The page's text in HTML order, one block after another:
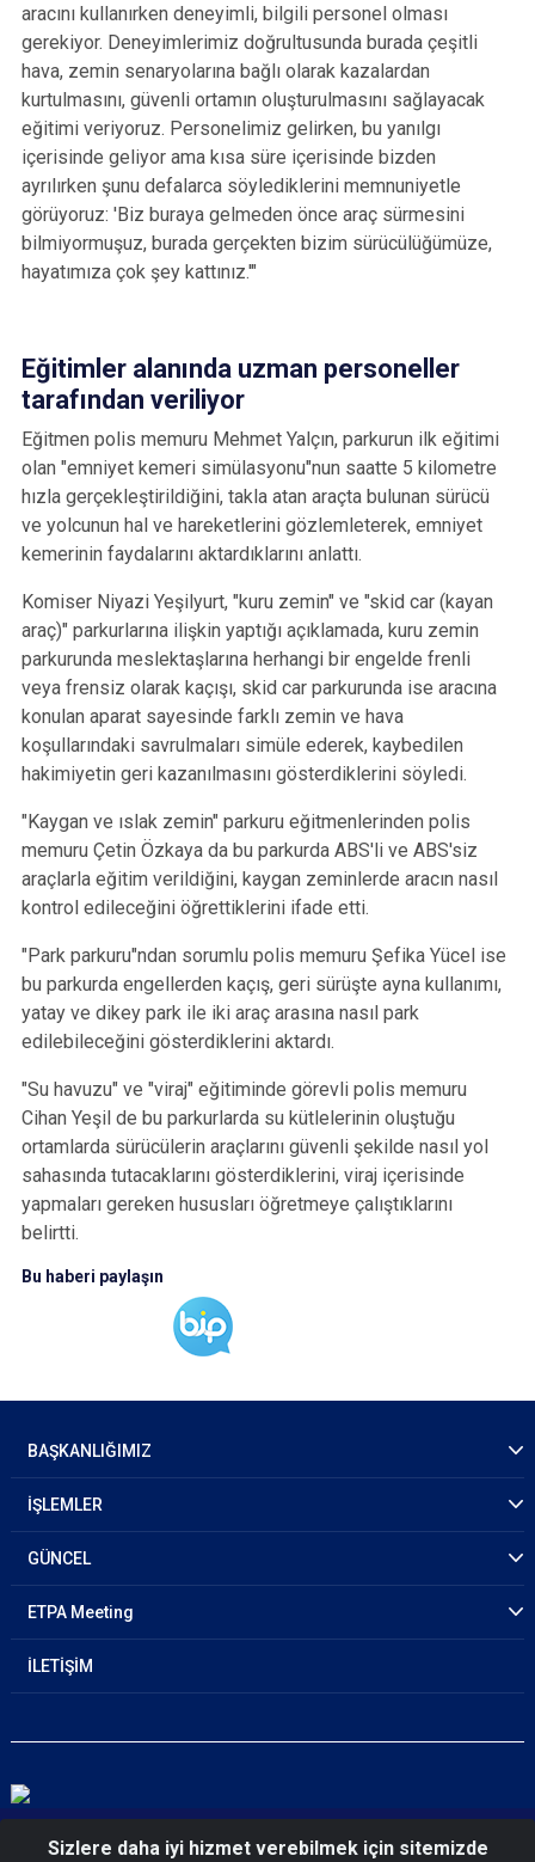
aracını kullanırken deneyimli, bilgili personel olması
gerekiyor. Deneyimlerimiz doğrultusunda burada çeşitli
hava, zemin senaryolarına bağlı olarak kazalardan
kurtulmasını, güvenli ortamın oluşturulmasını sağlayacak
eğitimi veriyoruz. Personelimiz gelirken, bu yanılgı
içerisinde geliyor ama kısa süre içerisinde bizden
ayrılırken şunu defalarca söylediklerini memnuniyetle
görüyoruz: 'Biz buraya gelmeden önce araç sürmesini
bilmiyormuşuz, burada gerçekten bizim sürücülüğümüze,
hayatımıza çok şey kattınız.'"
Eğitimler alanında uzman personeller
tarafından veriliyor
Eğitmen polis memuru Mehmet Yalçın, parkurun ilk eğitimi
olan "emniyet kemeri simülasyonu"nun saatte 5 kilometre
hızla gerçekleştirildiğini, takla atan araçta bulunan sürücü
ve yolcunun hal ve hareketlerini gözlemleterek, emniyet
kemerinin faydalarını aktardıklarını anlattı.
Komiser Niyazi Yeşilyurt, "kuru zemin" ve "skid car (kayan
araç)" parkurlarına ilişkin yaptığı açıklamada, kuru zemin
parkurunda meslektaşlarına herhangi bir engelde frenli
veya frensiz olarak kaçışı, skid car parkurunda ise aracına
konulan aparat sayesinde farklı zemin ve hava
koşullarındaki savrulmaları simüle ederek, kaybedilen
hakimiyetin geri kazanılmasını gösterdiklerini söyledi.
"Kaygan ve ıslak zemin" parkuru eğitmenlerinden polis
memuru Çetin Özkaya da bu parkurda ABS'li ve ABS'siz
araçlarla eğitim verildiğini, kaygan zeminlerde aracın nasıl
kontrol edileceğini öğrettiklerini ifade etti.
"Park parkuru"ndan sorumlu polis memuru Şefika Yücel ise
bu parkurda engellerden kaçış, geri sürüşte ayna kullanımı,
yatay ve dikey park ile iki araç arasına nasıl park
edilebileceğini gösterdiklerini aktardı.
"Su havuzu" ve "viraj" eğitiminde görevli polis memuru
Cihan Yeşil de bu parkurlarda su kütlelerinin oluştuğu
ortamlarda sürücülerin araçlarını güvenli şekilde nasıl yol
sahasında tutacaklarını gösterdiklerini, viraj içerisinde
yapmaları gereken hususları öğretmeye çalıştıklarını
belirtti.
Bu haberi paylaşın
BAŞKANLIĞIMIZ
İŞLEMLER
GÜNCEL
ETPA Meeting
İLETİŞİM
© 2026 Emniyet Genel Müdürlüğü Trafik Başkanlığı
Sizlere daha iyi hizmet verebilmek için sitemizde